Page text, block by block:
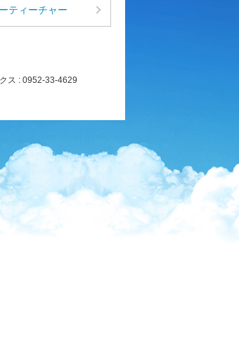
ティーチャー
ス : 0952-33-4629